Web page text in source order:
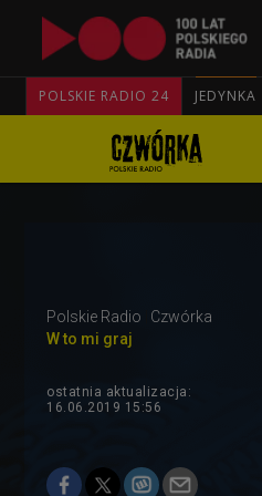
POLSKIE RADIO 24 JEDYNKA
Polskie Radio
Czwórka
W to mi graj
ostatnia aktualizacja:
16.06.2019 15:56